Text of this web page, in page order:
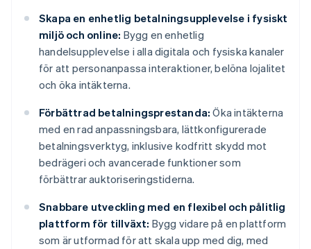
Skapa en enhetlig betalningsupplevelse i fysiskt
miljö och online: Bygg en enhetlig
handelsupplevelse i alla digitala och fysiska kanaler
för att personanpassa interaktioner, belöna lojalitet
och öka intäkterna.
Förbättrad betalningsprestanda: Öka intäkterna
med en rad anpassningsbara, lättkonfigurerade
betalningsverktyg, inklusive kodfritt skydd mot
bedrägeri och avancerade funktioner som
förbättrar auktoriseringstiderna.
Snabbare utveckling med en flexibel och pålitlig
plattform för tillväxt: Bygg vidare på en plattform
som är utformad för att skala upp med dig, med